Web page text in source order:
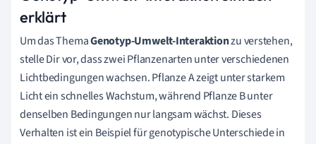
erklärt
Um das ThemaGenotyp-Umwelt-Interaktionzu verstehen,
stelle Dir vor, dass zwei Pflanzenarten unter verschiedenen
Lichtbedingungen wachsen. Pflanze A zeigt unter starkem
Licht ein schnelles Wachstum, während Pflanze B unter
denselben Bedingungen nur langsam wächst. Dieses
Verhalten ist ein Beispiel für genotypische Unterschiede in